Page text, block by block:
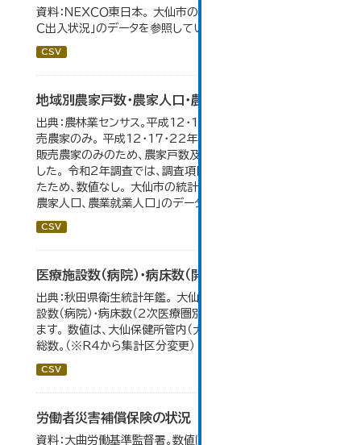
資料：ＮＥＸＣＯ東日本。 大仙市の統計「8-1 秋田自動車道Ｉ
Ｃ出入状況」のデータを参照しています。
CSV
地域別農家戸数・農家人口・農業就業人口
出典：農林業センサス。平成12・17・22・27年数値は、販
売農家のみ。 平成12・17・22年の農業就業人口データが
販売農家のみのため、農家戸数及び人口も販売農家のみと
した。 令和2年調査では、調査項目・集計体系が変更となっ
たため、数値なし。 大仙市の統計「3-2 地域別農家戸数、
農家人口、農業就業人口」のデータを参照しています。
CSV
医療施設数（病院）・病床数（開設主体・保健所別）
出典：秋田県衛生統計年鑑。 大仙市の統計「11-11 医療施
設数（病院）・病床数（2次医療圏別)」のデータを参照してい
ます。 数値は、大仙保健所管内（大仙市・仙北市・美郷町）の
総数。（※R4から集計区分変更）
CSV
労働者災害補償保険の状況
資料：大曲労働基準監督署。数値は大曲労働基準監督署の